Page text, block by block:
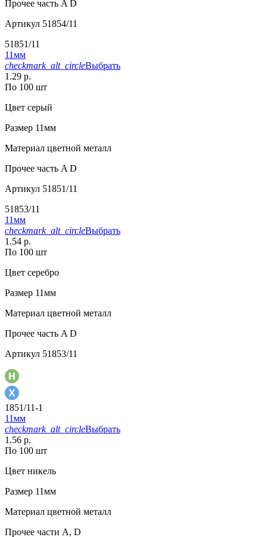
Прочее часть A D
Артикул 51854/11
51851/11
11мм
checkmark_alt_circleВыбрать
1.29 р.
По 100 шт
Цвет серый
Размер 11мм
Материал цветной металл
Прочее часть A D
Артикул 51851/11
51853/11
11мм
checkmark_alt_circleВыбрать
1.54 р.
По 100 шт
Цвет серебро
Размер 11мм
Материал цветной металл
Прочее часть A D
Артикул 51853/11
1851/11-1
11мм
checkmark_alt_circleВыбрать
1.56 р.
По 100 шт
Цвет никель
Размер 11мм
Материал цветной металл
Прочее части А, D